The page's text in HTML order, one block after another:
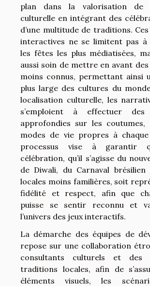
plan dans la valorisation de
culturelle en intégrant des
d’une multitude de traditions.
interactives ne se limitent pas
les fêtes les plus médiatisées,
aussi soin de mettre en avant
moins connus, permettant ainsi
plus large des cultures du
localisation culturelle, les
s’emploient à effectuer des
approfondies sur les coutumes,
modes de vie propres à
processus vise à garantir
célébration, qu’il s’agisse du
de Diwali, du Carnaval
locales moins familières, soit
fidélité et respect, afin que
puisse se sentir reconnu et
l’univers des jeux interactifs.
La démarche des équipes de
repose sur une collaboration
consultants culturels et des
traditions locales, afin de
éléments visuels, les